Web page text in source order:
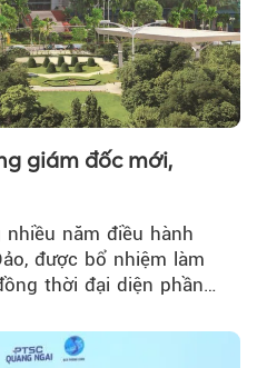
giám đốc mới,
năm điều hành
được bổ nhiệm làm
thời đại diện phần